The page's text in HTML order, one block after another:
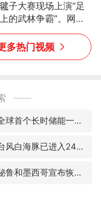
子大赛现场上演“足
的武林争霸”。网
这哪是踢毽子，分明
侠片现场！#睡个好
多热门视频
全球首个长时储能一体化产业园量产
台风白海豚已进入24小时警戒线
秘鲁和墨西哥宣布恢复外交关系